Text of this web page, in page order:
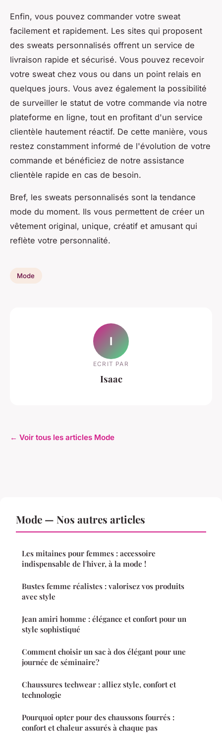
Enfin, vous pouvez commander votre sweat
facilement et rapidement. Les sites qui proposent
des sweats personnalisés offrent un service de
livraison rapide et sécurisé. Vous pouvez recevoir
votre sweat chez vous ou dans un point relais en
quelques jours. Vous avez également la possibilité
de surveiller le statut de votre commande via notre
plateforme en ligne, tout en profitant d'un service
clientèle hautement réactif. De cette manière, vous
restez constamment informé de l'évolution de votre
commande et bénéficiez de notre assistance
clientèle rapide en cas de besoin.
Bref, les sweats personnalisés sont la tendance
mode du moment. Ils vous permettent de créer un
vêtement original, unique, créatif et amusant qui
reflète votre personnalité.
Mode
I
ECRIT PAR
Isaac
← Voir tous les articles Mode
Mode — Nos autres articles
Les mitaines pour femmes : accessoire
indispensable de l'hiver, à la mode !
Bustes femme réalistes : valorisez vos produits
avec style
Jean amiri homme : élégance et confort pour un
style sophistiqué
Comment choisir un sac à dos élégant pour une
journée de séminaire?
Chaussures techwear : alliez style, confort et
technologie
Pourquoi opter pour des chaussons fourrés :
confort et chaleur assurés à chaque pas